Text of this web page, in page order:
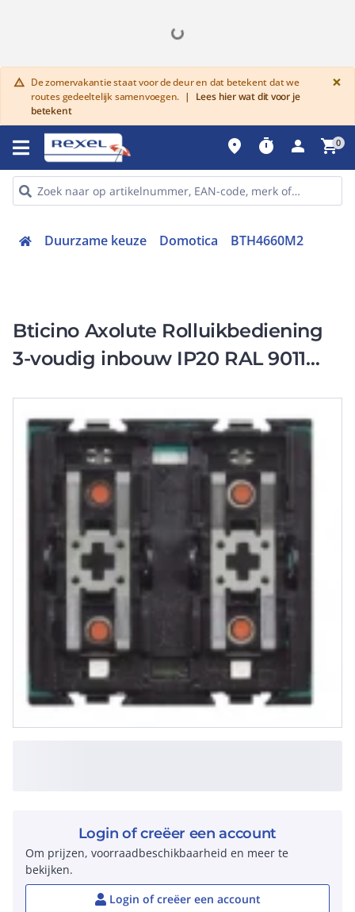
warning De zomervakantie staat voor de deur en dat betekent dat we
routes gedeeltelijk samenvoegen. |
Lees hier wat dit voor je
betekent
×
place timer person shopping_cart0
Duurzame keuze Domotica BTH4660M2
Bticino Axolute Rolluikbediening
3-voudig inbouw IP20 RAL 9011
Login of creëer een account
Om prijzen, voorraadbeschikbaarheid en meer te
bekijken.
Login of creëer een account